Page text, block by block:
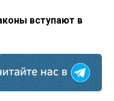
вступают в